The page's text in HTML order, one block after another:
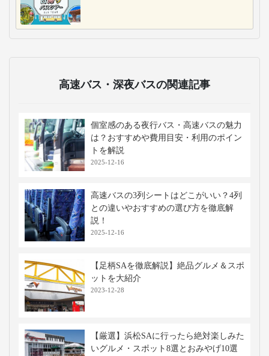
高速バス・深夜バスの関連記事
個室感のある夜行バス・高速バスの魅力
は？おすすめや費用目安・利用のポイン
トを解説
2025-12-16
高速バスの3列シートはどこがいい？4列
との違いやおすすめの選び方を徹底解
説！
2025-12-16
【足柄SAを徹底解説】絶品グルメ＆スポ
ットを大紹介
2023-12-28
【厳選】浜松SAに行ったら絶対楽しみた
いグルメ・スポット8選とおみやげ10選